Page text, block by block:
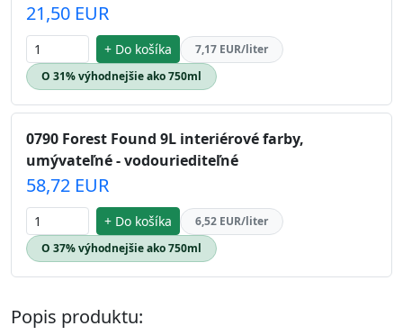
21,50 EUR
+ Do košíka
7,17 EUR/liter
O 31% výhodnejšie ako 750ml
0790 Forest Found 9L interiérové farby,
umývateľné - vodouriediteľné
58,72 EUR
+ Do košíka
6,52 EUR/liter
O 37% výhodnejšie ako 750ml
Popis produktu: